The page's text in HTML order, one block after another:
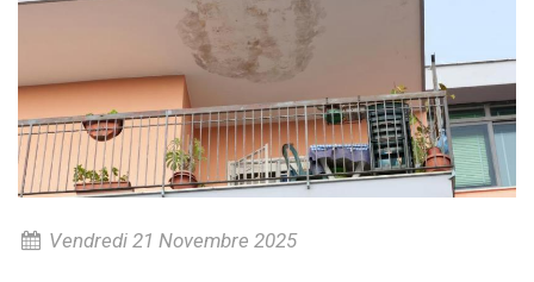
Vendredi 21 Novembre 2025